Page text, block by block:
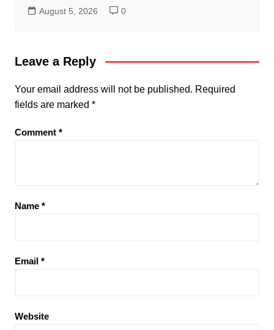
August 5, 2026 0
Leave a Reply
Your email address will not be published. Required
fields are marked *
Comment *
Name *
Email *
Website